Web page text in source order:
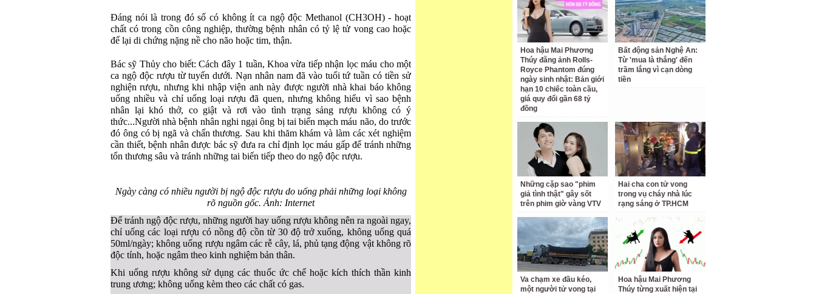
Đáng nói là trong đó số có không ít ca ngộ độc Methanol (CH3OH) - hoạt
chất có trong cồn công nghiệp, thường bệnh nhân có tỷ lệ tử vong cao hoặc
để lại di chứng nặng nề cho não hoặc tim, thận.
Bác sỹ Thủy cho biết: Cách đây 1 tuần, Khoa vừa tiếp nhận lọc máu cho một
ca ngộ độc rượu từ tuyến dưới. Nạn nhân nam đã vào tuổi tứ tuần có tiền sử
nghiện rượu, nhưng khi nhập viện anh này được người nhà khai báo không
uống nhiều và chỉ uống loại rượu đã quen, nhưng không hiểu vì sao bệnh
nhân lại khó thở, co giật và rơi vào tình trạng sảng rượu không có ý
thức...Người nhà bệnh nhân nghi ngại ông bị tai biến mạch máu não, do trước
đó ông có bị ngã và chấn thương. Sau khi thăm khám và làm các xét nghiệm
cần thiết, bệnh nhân được bác sỹ đưa ra chỉ định lọc máu gấp để tránh những
tổn thương sâu và tránh những tai biến tiếp theo do ngộ độc rượu.
Ngày càng có nhiều người bị ngộ độc rượu do uống phải những loại không
rõ nguồn gốc. Ảnh: Internet
Để tránh ngộ độc rượu, những người hay uống rượu không nên ra ngoài ngay,
chỉ uống các loại rượu có nồng độ cồn từ 30 độ trở xuống, không uống quá
50ml/ngày; không uống rượu ngâm các rễ cây, lá, phủ tạng động vật không rõ
độc tính, hoặc ngâm theo kinh nghiệm bản thân.
Khi uống rượu không sử dụng các thuốc ức chế hoặc kích thích thần kinh
trung ương; không uống kèm theo các chất có gas.
Hoa hậu Mai Phương
Thúy đăng ảnh Rolls-
Royce Phantom đúng
ngày sinh nhật: Bản giới
hạn 10 chiếc toàn cầu,
giá quy đổi gần 68 tỷ
đồng
Bất động sản Nghệ An:
Từ 'mua là thắng' đến
trầm lắng vì cạn dòng
tiền
Những cặp sao "phim
giả tình thật" gây sốt
trên phim giờ vàng VTV
Hai cha con tử vong
trong vụ cháy nhà lúc
rạng sáng ở TP.HCM
Va chạm xe đầu kéo,
một người tử vong tại
Hoa hậu Mai Phương
Thúy từng xuất hiện tại